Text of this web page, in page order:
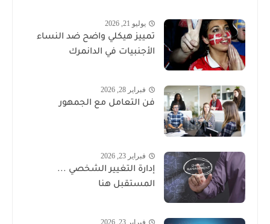
يوليو 21, 2026
تمييز هيكلي واضح ضد النساء
الأجنبيات في الدانمرك
فبراير 28, 2026
فن التعامل مع الجمهور
فبراير 23, 2026
إدارة التغيير الشخصي ...
المستقبل هنا
فبراير 23, 2026